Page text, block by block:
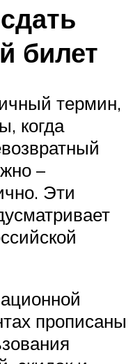
билет
термин,
когда
–
Эти
прописаны